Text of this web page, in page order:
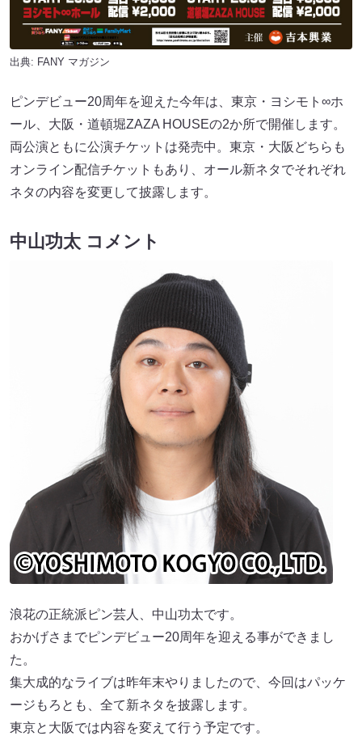
出典: FANY マガジン
ピンデビュー20周年を迎えた今年は、東京・ヨシモト∞ホ
ール、大阪・道頓堀ZAZA HOUSEの2か所で開催します。
両公演ともに公演チケットは発売中。東京・大阪どちらも
オンライン配信チケットもあり、オール新ネタでそれぞれ
ネタの内容を変更して披露します。
中山功太 コメント
浪花の正統派ピン芸人、中山功太です。
おかげさまでピンデビュー20周年を迎える事ができまし
た。
集大成的なライブは昨年末やりましたので、今回はパッケ
ージもろとも、全て新ネタを披露します。
東京と大阪では内容を変えて行う予定です。